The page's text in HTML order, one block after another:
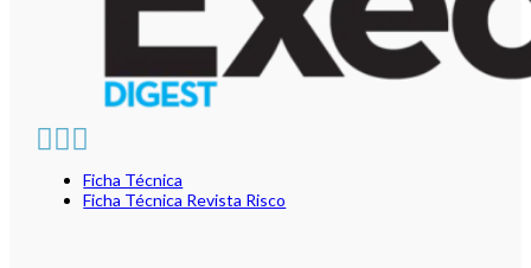
Ficha Técnica
Ficha Técnica Revista Risco